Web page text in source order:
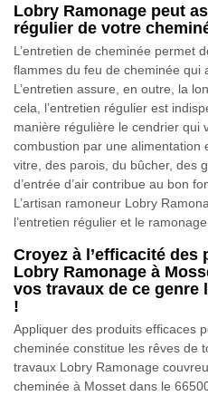
Lobry Ramonage peut
régulier de votre
L’entretien de cheminée permet
flammes du feu de cheminée qui
L’entretien assure, en outre, la
cela, l’entretien régulier est
manière régulière le cendrier qui
combustion par une alimentation
vitre, des parois, du bûcher, des
d’entrée d’air contribue au bon
L’artisan ramoneur Lobry
l’entretien régulier et le
Croyez à l’efficacité des
Lobry Ramonage à
vos travaux de ce genre
!
Appliquer des produits efficaces
cheminée constitue les rêves de
travaux Lobry Ramonage
cheminée à Mosset dans le